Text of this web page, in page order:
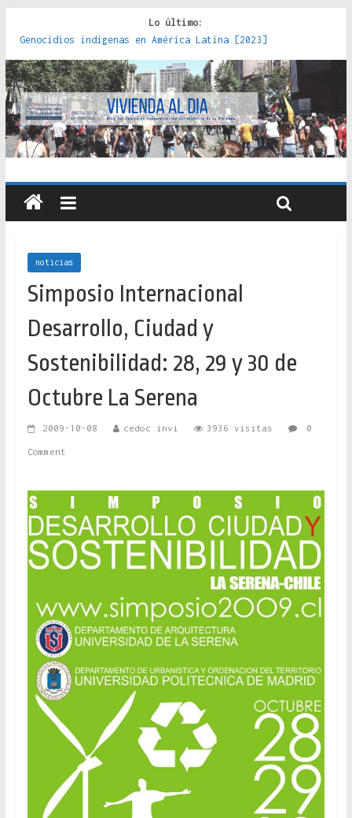
Lo último:
Genocidios indígenas en América Latina [2023]
Estudios sobre la espacialización de los Estados :
políticas, prácticas y representaciones [2022]
Donde el pedernal choca con el acero : hacia una teoría
crítica de las fronteras latinoamericanas [2020]
Criterios técnicos para una vivienda adecuada [2019]
Red de consultorios de la Caja del Seguro Obrero en
Santiago : un patrimonio emblemático [2014]
noticias
Simposio Internacional
Desarrollo, Ciudad y
Sostenibilidad: 28, 29 y 30 de
Octubre La Serena
2009-10-08 cedoc invi 3936 visitas 0
Comment